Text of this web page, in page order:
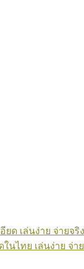
ยด เล่นง่าย จ่ายจริ